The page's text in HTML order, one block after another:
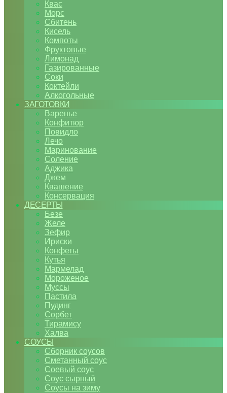
Квас
Морс
Сбитень
Кисель
Компоты
Фруктовые
Лимонад
Газированные
Соки
Коктейли
Алкогольные
ЗАГОТОВКИ
Варенье
Конфитюр
Повидло
Лечо
Маринование
Соление
Аджика
Джем
Квашение
Консервация
ДЕСЕРТЫ
Безе
Желе
Зефир
Ириски
Конфеты
Кутья
Мармелад
Мороженое
Муссы
Пастила
Пудинг
Сорбет
Тирамису
Халва
СОУСЫ
Сборник соусов
Сметанный соус
Соевый соус
Соус сырный
Соусы на зиму